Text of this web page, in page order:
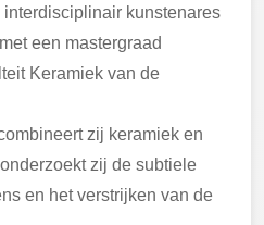
kunstenares
een mastergraad
Keramiek van de
zij keramiek en
zij de subtiele
en het verstrijken van de